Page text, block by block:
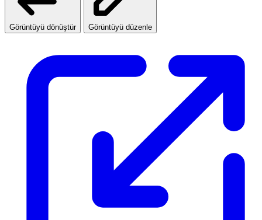
Görüntüyü dönüştür Görüntüyü düzenle